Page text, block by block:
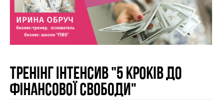
Тренінг інтенсив "5 кроків до
фінансової свободи"